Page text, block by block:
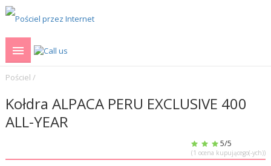
Pościel /
Kołdra ALPACA PERU EXCLUSIVE 400
ALL-YEAR
5/5
(1 ocena kupującego(-ych))